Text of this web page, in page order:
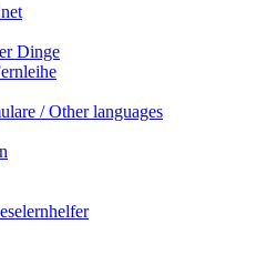
Dinge
/ Other languages